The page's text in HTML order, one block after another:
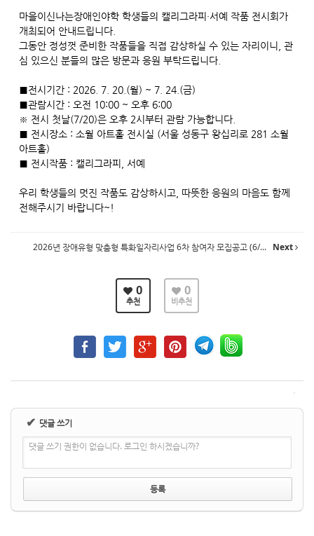
마을이신나는장애인야학 학생들의 캘리그라피·서예 작품 전시회가
개최되어 안내드립니다.
그동안 정성껏 준비한 작품들을 직접 감상하실 수 있는 자리이니, 관
심 있으신 분들의 많은 방문과 응원 부탁드립니다.
■전시기간 : 2026. 7. 20.(월) ~ 7. 24.(금)
■관람시간 : 오전 10:00 ~ 오후 6:00
※ 전시 첫날(7/20)은 오후 2시부터 관람 가능합니다.
■ 전시장소 : 소월 아트홀 전시실 (서울 성동구 왕십리로 281 소월
아트홀)
■ 전시작품 : 캘리그라피, 서예
우리 학생들의 멋진 작품도 감상하시고, 따뜻한 응원의 마음도 함께
전해주시기 바랍니다~!
2026년 장애유형 맞춤형 특화일자리사업 6차 참여자 모집공고 (6/... Next
0
추천
0
비추천
✔ 댓글 쓰기
댓글 쓰기 권한이 없습니다. 로그인 하시겠습니까?